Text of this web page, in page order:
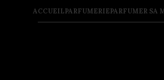
ACCUEILPARFUMERIEPARFUMER SA